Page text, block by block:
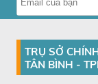
TRỤ SỞ
TÂN BÌNH -